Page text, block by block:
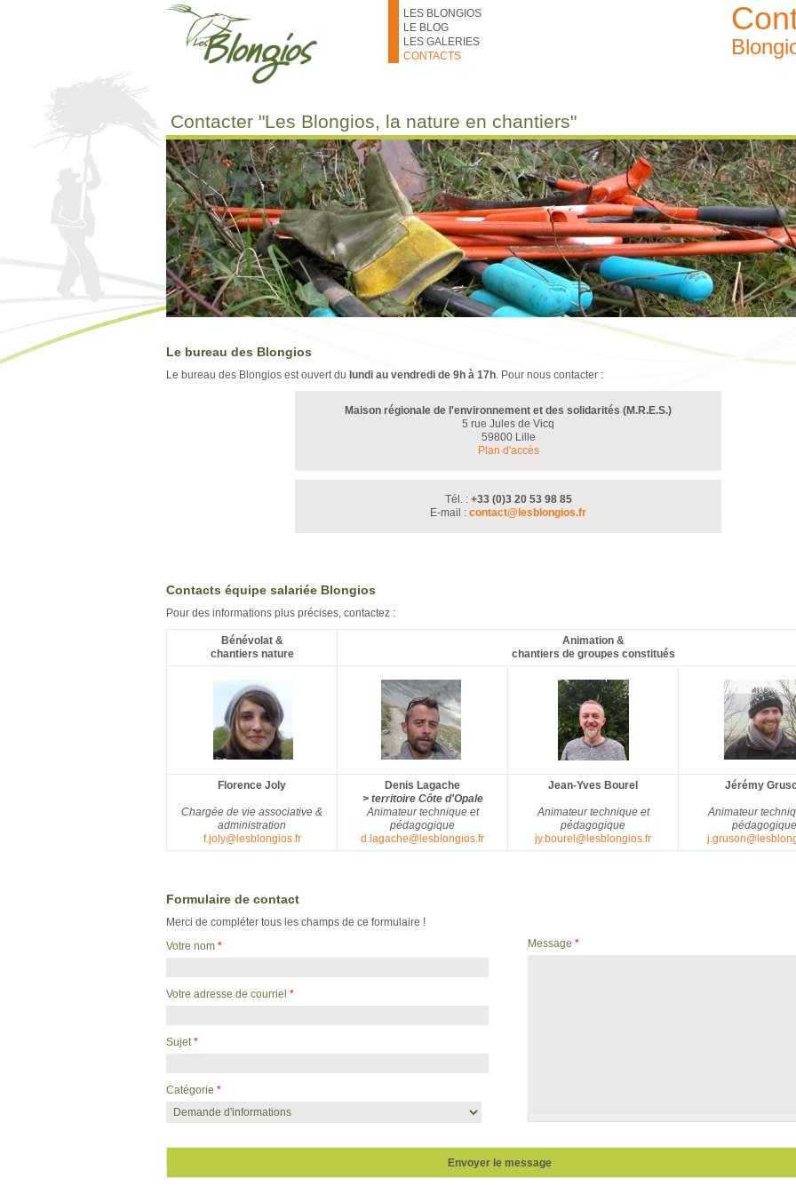
LES BLONGIOS
LE BLOG
LES GALERIES
CONTACTS
Contacter "Les Blongios, la nature en chantiers"
Le bureau des Blongios
Le bureau des Blongios est ouvert du lundi au vendredi de 9h à 17h. Pour nous contacter :
Maison régionale de l'environnement et des solidarités (M.R.E.S.)
5 rue Jules de Vicq
59800 Lille
Plan d'accès
Tél. : +33 (0)3 20 53 98 85
E-mail : contact@lesblongios.fr
Contacts équipe salariée Blongios
Pour des informations plus précises, contactez :
Bénévolat &
chantiers nature
Animation &
chantiers de groupes constitués
Florence Joly
Chargée de vie associative &
administration
f.joly@lesblongios.fr
Denis Lagache
> territoire Côte d'Opale
Animateur technique et
pédagogique
d.lagache@lesblongios.fr
Jean-Yves Bourel
Animateur technique et
pédagogique
jy.bourel@lesblongios.fr
Jérémy
Animateur
pédagogique
Formulaire de contact
Merci de compléter tous les champs de ce formulaire !
Votre nom *
Votre adresse de courriel *
Sujet*
Catégorie *
Message *